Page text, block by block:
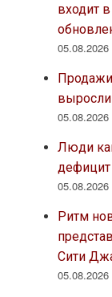
входит
05.08.2026
выросли
05.08.2026
Люди
дефицит
05.08.2026
Ритм
Сити
05.08.2026